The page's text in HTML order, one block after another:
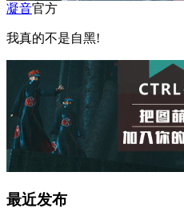
凝音官方
我真的不是自黑!
最近发布